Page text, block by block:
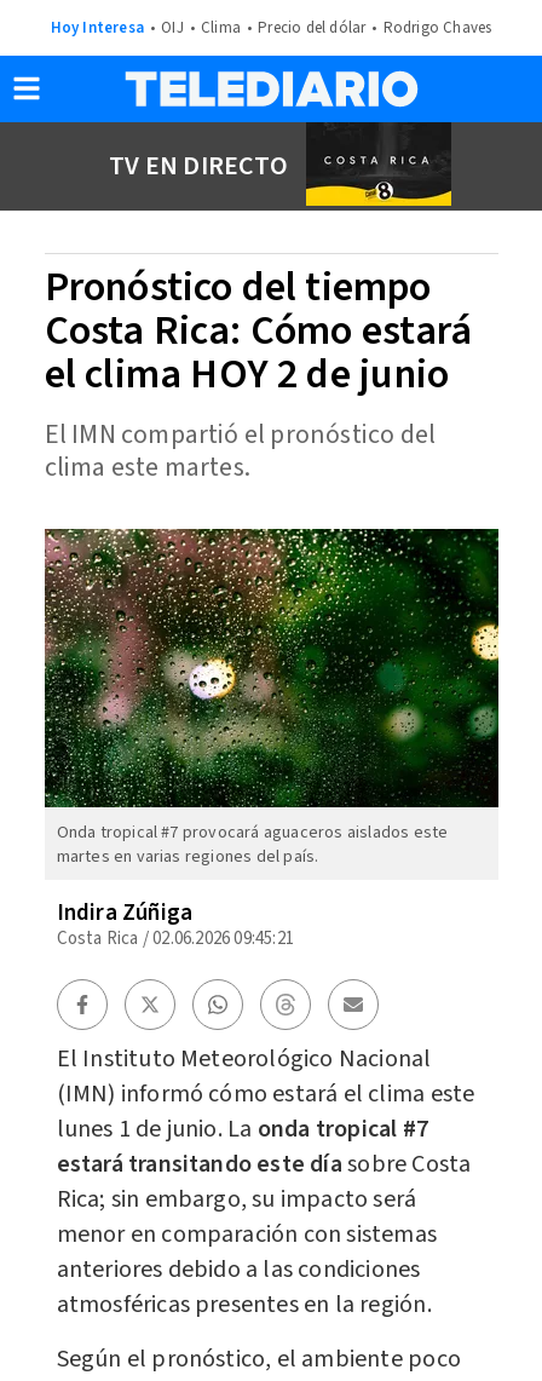
Hoy Interesa OIJ Clima Precio del dólar Rodrigo Chaves
TV EN DIRECTO
Pronóstico del tiempo
Costa Rica: Cómo estará
el clima HOY 2 de junio
El IMN compartió el pronóstico del
clima este martes.
Onda tropical #7 provocará aguaceros aislados este
martes en varias regiones del país.
Indira Zúñiga
Costa Rica /02.06.2026 09:45:21
El Instituto Meteorológico Nacional
(IMN) informó cómo estará el clima este
lunes 1 de junio. La onda tropical #7
estará transitando este díasobre Costa
Rica; sin embargo, su impacto será
menor en comparación con sistemas
anteriores debido a las condiciones
atmosféricas presentes en la región.
Según el pronóstico, el ambiente poco